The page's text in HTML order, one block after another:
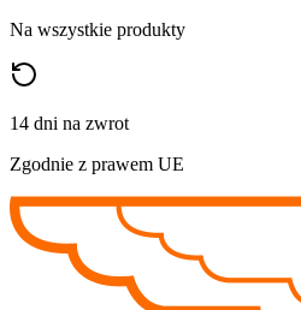
Na wszystkie produkty
14 dni na zwrot
Zgodnie z prawem UE